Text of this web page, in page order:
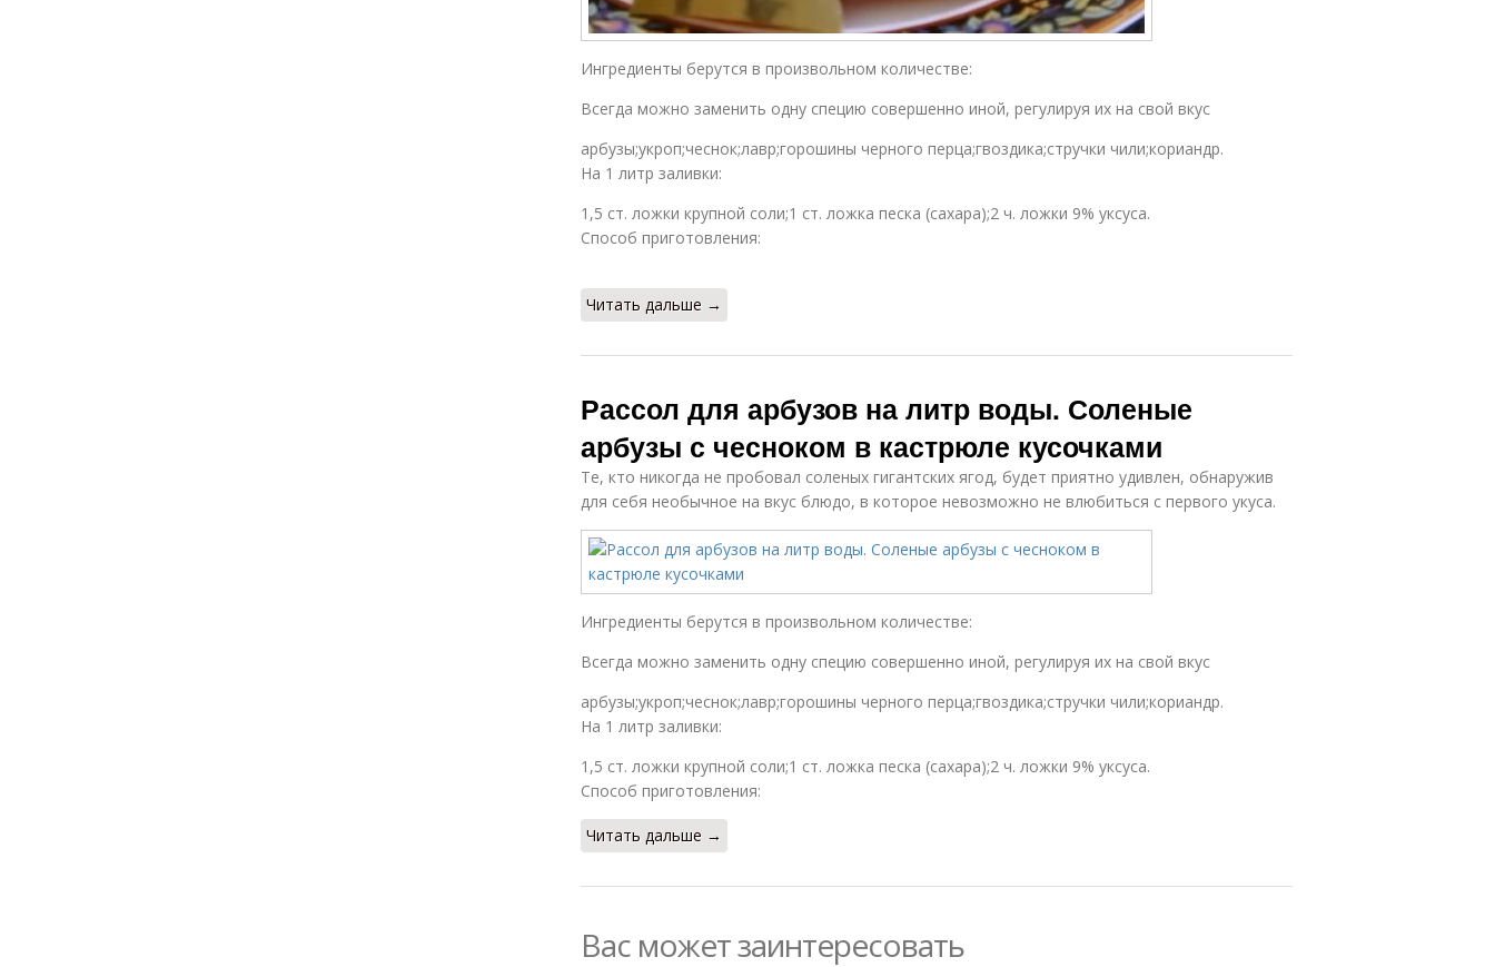
Ингредиенты берутся в произвольном количестве:
Всегда можно заменить одну специю совершенно иной, регулируя их на свой вкус
арбузы;укроп;чеснок;лавр;горошины черного перца;гвоздика;стручки чили;кориандр.
На 1 литр заливки:
1,5 ст. ложки крупной соли;1 ст. ложка песка (сахара);2 ч. ложки 9% уксуса.
Способ приготовления:
Читать дальше →
Рассол для арбузов на литр воды. Соленые
арбузы с чесноком в кастрюле кусочками
Те, кто никогда не пробовал соленых гигантских ягод, будет приятно удивлен, обнаружив
для себя необычное на вкус блюдо, в которое невозможно не влюбиться с первого укуса.
Ингредиенты берутся в произвольном количестве:
Всегда можно заменить одну специю совершенно иной, регулируя их на свой вкус
арбузы;укроп;чеснок;лавр;горошины черного перца;гвоздика;стручки чили;кориандр.
На 1 литр заливки:
1,5 ст. ложки крупной соли;1 ст. ложка песка (сахара);2 ч. ложки 9% уксуса.
Способ приготовления:
Читать дальше →
Вас может заинтересовать